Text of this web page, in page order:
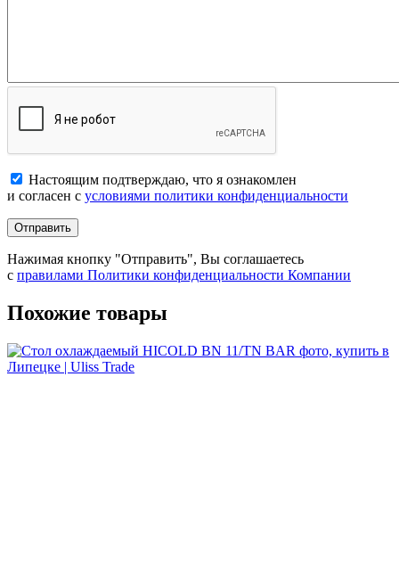
Настоящим подтверждаю, что я ознакомлен
и согласен с условиями политики конфиденциальности
Отправить
Нажимая кнопку "Отправить", Вы соглашаетесь
с правилами Политики конфиденциальности Компании
Похожие товары